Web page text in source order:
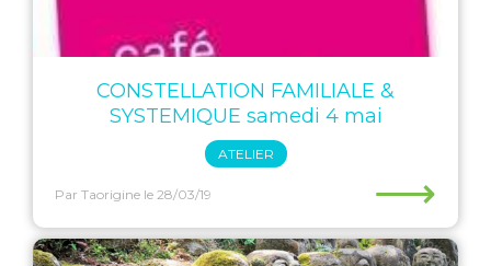
CONSTELLATION FAMILIALE &
SYSTEMIQUE samedi 4 mai
ATELIER
Par Taorigine le 28/03/19 ⟶